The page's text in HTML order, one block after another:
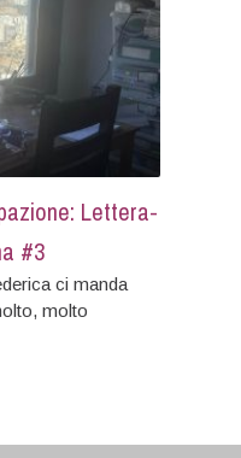
Lettera-
#3
ci manda
molto